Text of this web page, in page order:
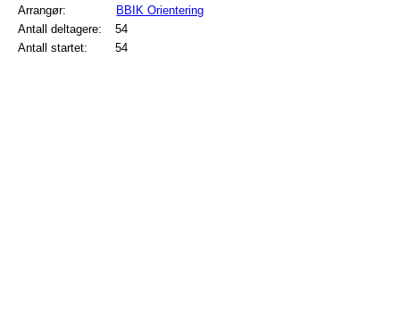
Arrangør:
BBIK Orientering
Antall deltagere:
54
Antall startet:
54